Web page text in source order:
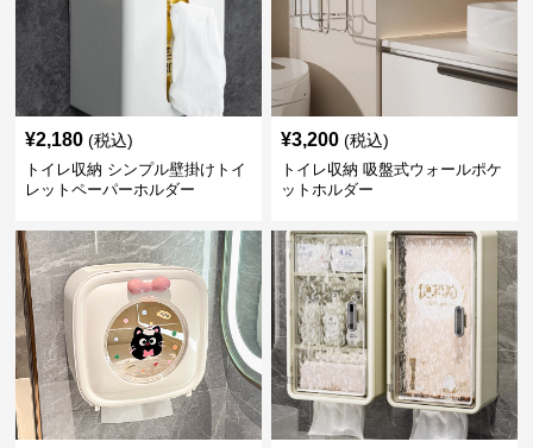
¥2,180 (税込)
トイレ収納 シンプル壁掛けトイ
レットペーパーホルダー
¥3,200 (税込)
トイレ収納 吸盤式ウォールポケ
ットホルダー